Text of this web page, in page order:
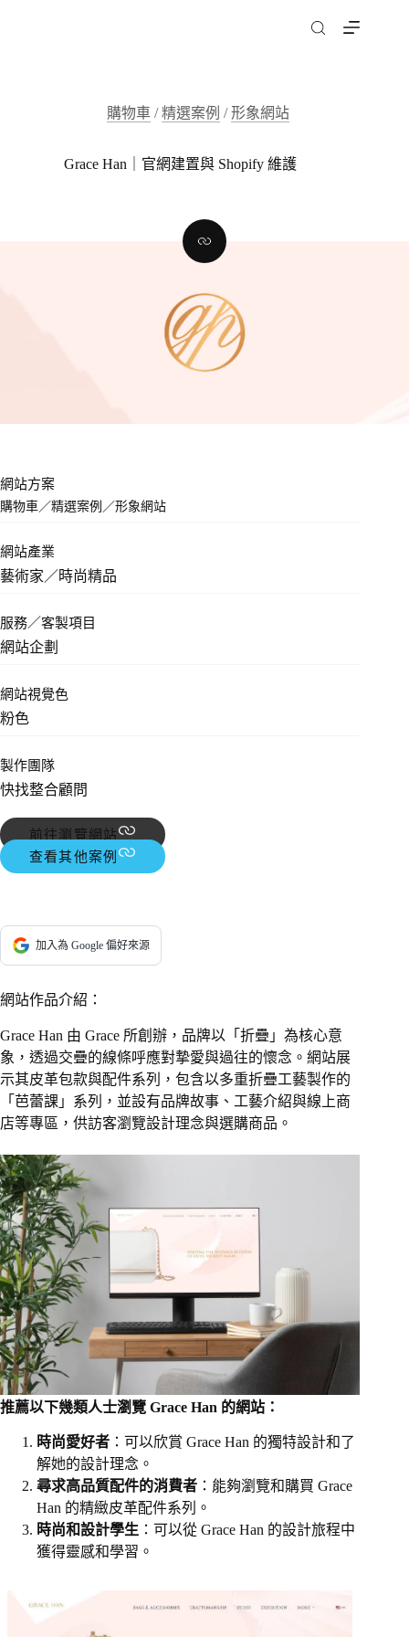
購物車 /精選案例 /形象網站
Grace Han｜官網建置與 Shopify 維護
加入為 Google 偏好來源
網站作品介紹：
Grace Han 由 Grace 所創辦，品牌以「折疊」為核心意
象，透過交疊的線條呼應對摯愛與過往的懷念。網站展
示其皮革包款與配件系列，包含以多重折疊工藝製作的
「芭蕾課」系列，並設有品牌故事、工藝介紹與線上商
店等專區，供訪客瀏覽設計理念與選購商品。
推薦以下幾類人士瀏覽 Grace Han 的網站：
時尚愛好者 ：可以欣賞 Grace Han 的獨特設計和了
解她的設計理念。
尋求高品質配件的消費者 ：能夠瀏覽和購買 Grace
Han 的精緻皮革配件系列。
時尚和設計學生 ：可以從 Grace Han 的設計旅程中
獲得靈感和學習。
網站方案
購物車／精選案例 ／形象網站
網站產業
藝術家／時尚精品
服務／客製項目
網站企劃
網站視覺色
粉色
製作團隊
快找整合顧問
前往瀏覽網站
查看其他案例